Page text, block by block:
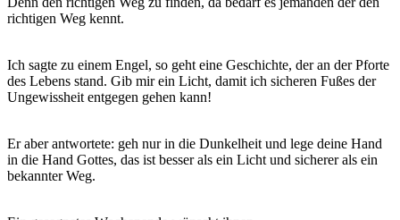
richtigen Weg kennt.
Ich sagte zu einem Engel, so geht eine Geschichte, der an der Pforte
des Lebens stand. Gib mir ein Licht, damit ich sicheren Fußes der
Ungewissheit entgegen gehen kann!
Er aber antwortete: geh nur in die Dunkelheit und lege deine Hand
in die Hand Gottes, das ist besser als ein Licht und sicherer als ein
bekannter Weg.